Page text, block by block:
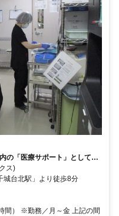
の「医療サポート」として新
ス)
城台北駅」より徒歩8分
間） ※勤務／月～金 上記の間